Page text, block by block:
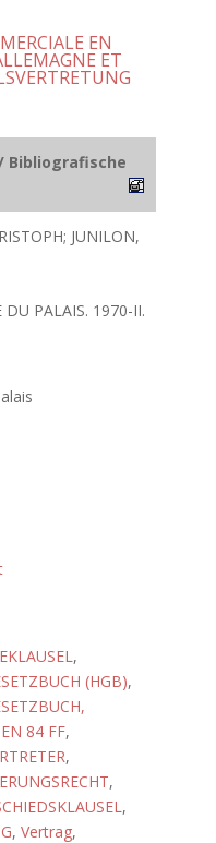
EN
ET
Bibliografische
JUNILON,
DU PALAIS. 1970-II.
,
(HGB),
84 FF,
,
,
,
, Vertrag,